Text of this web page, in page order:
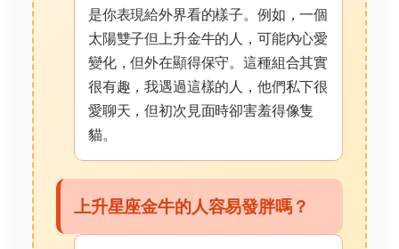
是你表現給外界看的樣子。例如，一個
太陽雙子但上升金牛的人，可能內心愛
變化，但外在顯得保守。這種組合其實
很有趣，我遇過這樣的人，他們私下很
愛聊天，但初次見面時卻害羞得像隻
貓。
上升星座金牛的人容易發胖嗎？